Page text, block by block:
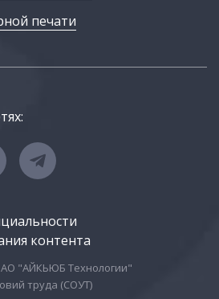
печати
контента
АО "АЙКЬЮБ Технологии"
труда (СОУТ)